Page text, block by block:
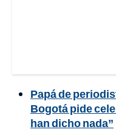
Papá de
Bogotá pide
han dicho nada”